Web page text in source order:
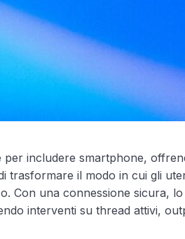
per includere smartphone,
trasformare il modo in cui gli
Con una connessione sicura,
interventi su thread attivi,